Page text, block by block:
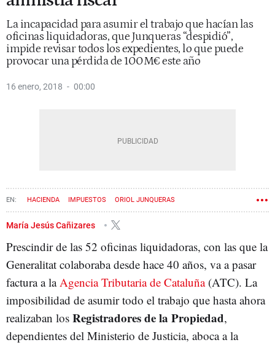
La incapacidad para asumir el trabajo que hacían las
oficinas liquidadoras, que Junqueras “despidió”,
impide revisar todos los expedientes, lo que puede
provocar una pérdida de 100M€ este año
16 enero, 2018 00:00
HACIENDA IMPUESTOS ORIOL JUNQUERAS
IMPUESTO DE SUCESIONES FRAUDE FISCAL
AGÈNCIA TRIBUTÀRIA DE CATALUNYA
María Jesús Cañizares
Prescindir de las 52 oficinas liquidadoras, con las que la
Generalitat colaboraba desde hace 40 años, va a pasar
factura a laAgencia Tributaria de Cataluña(ATC). La
imposibilidad de asumir todo el trabajo que hasta ahora
realizaban los Registradores de la Propiedad,
dependientes del Ministerio de Justicia, aboca a la